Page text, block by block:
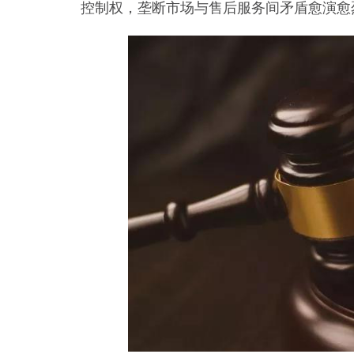
控制权，垄断市场与售后服务间矛盾愈演愈